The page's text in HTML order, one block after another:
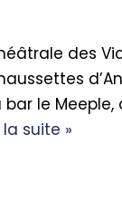
des
le
la suite »